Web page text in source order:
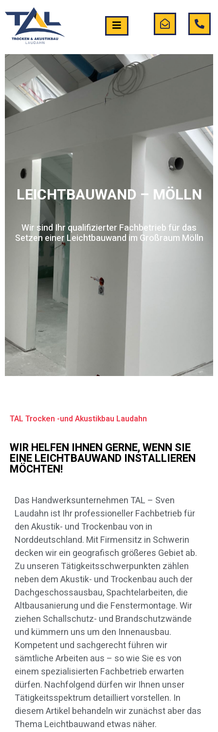
LEICHTBAUWAND – MÖLLN
Wir sind Ihr qualifizierter Fachbetrieb für das
Setzen einer Leichtbauwand im Großraum Mölln
TAL Trocken -und Akustikbau Laudahn
WIR HELFEN IHNEN GERNE, WENN SIE
EINE LEICHTBAUWAND INSTALLIEREN
MÖCHTEN!
Das Handwerksunternehmen TAL – Sven
Laudahn ist Ihr professioneller Fachbetrieb für
den Akustik- und Trockenbau von in
Norddeutschland. Mit Firmensitz in Schwerin
decken wir ein geografisch größeres Gebiet ab.
Zu unseren Tätigkeitsschwerpunkten zählen
neben dem Akustik- und Trockenbau auch der
Dachgeschossausbau, Spachtelarbeiten, die
Altbausanierung und die Fenstermontage. Wir
ziehen Schallschutz- und Brandschutzwände
und kümmern uns um den Innenausbau.
Kompetent und sachgerecht führen wir
sämtliche Arbeiten aus – so wie Sie es von
einem spezialisierten Fachbetrieb erwarten
dürfen. Nachfolgend dürfen wir Ihnen unser
Tätigkeitsspektrum detailliert vorstellen. In
diesem Artikel behandeln wir zunächst aber das
Thema Leichtbauwand etwas näher.